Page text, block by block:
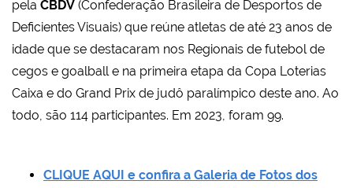
pela CBDV (Confederação Brasileira de Desportos de
Deficientes Visuais) que reúne atletas de até 23 anos de
idade que se destacaram nos Regionais de futebol de
cegos e goalball e na primeira etapa da Copa Loterias
Caixa e do Grand Prix de judô paralímpico deste ano. Ao
todo, são 114 participantes. Em 2023, foram 99.
CLIQUE AQUI e confira a Galeria de Fotos dos